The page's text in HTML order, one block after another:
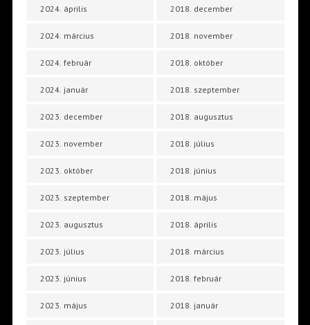
2024. április
2024. március
2024. február
2024. január
2023. december
2023. november
2023. október
2023. szeptember
2023. augusztus
2023. július
2023. június
2023. május
2018. december
2018. november
2018. október
2018. szeptember
2018. augusztus
2018. július
2018. június
2018. május
2018. április
2018. március
2018. február
2018. január